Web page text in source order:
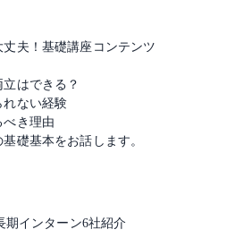
夫！基礎講座コンテンツ
はできる？
れない経験
べき理由
礎基本をお話します。
期インターン6社紹介